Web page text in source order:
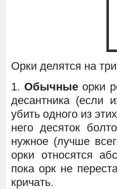
Орки делятся на
1. Обычные орки
десантника (если
убить одного из
него десяток
нужное (лучше
орки относятся
пока орк не
кричать.